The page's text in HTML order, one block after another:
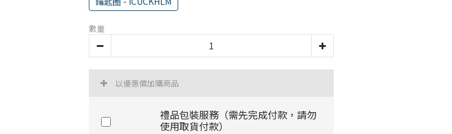
數量
以優惠價加購商品
禮品包裝服務（需先完成付款，請勿
使用取貨付款）